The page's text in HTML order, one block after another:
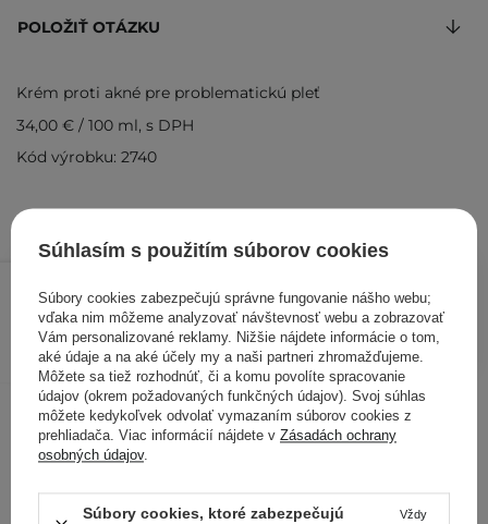
PRIDAŤ DO KOŠÍKA
POLOŽIŤ OTÁZKU
Krém proti akné pre problematickú pleť
34,00 € / 100 ml, s DPH
Kód výrobku: 2740
Kontrolovali aj ďalší zákazníci
Súhlasím s použitím súborov cookies
Súbory cookies zabezpečujú správne fungovanie nášho webu;
vďaka nim môžeme analyzovať návštevnosť webu a zobrazovať
Vám personalizované reklamy. Nižšie nájdete informácie o tom,
aké údaje a na aké účely my a naši partneri zhromažďujeme.
Môžete sa tiež rozhodnúť, či a komu povolíte spracovanie
údajov (okrem požadovaných funkčných údajov). Svoj súhlas
môžete kedykoľvek odvolať vymazaním súborov cookies z
prehliadača. Viac informácií nájdete v Zásadách ochrany
osobných údajov.
Súbory cookies, ktoré zabezpečujú
Vždy